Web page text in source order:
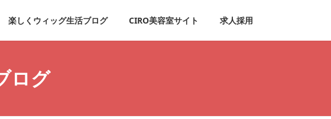
楽しくウィッグ生活ブログ CIRO美容室サイト 求人採用
ログ